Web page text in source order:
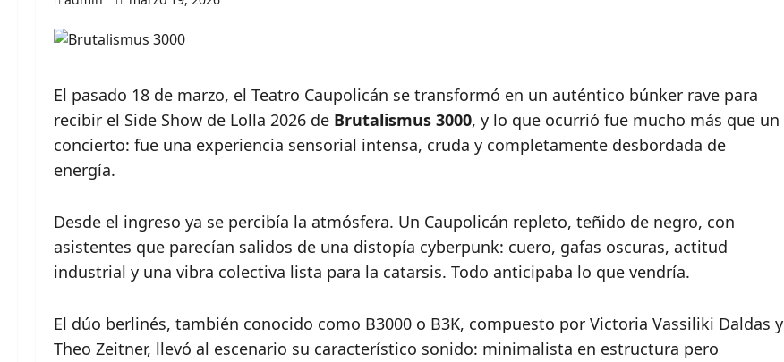
El pasado 18 de marzo, el Teatro Caupolicán se transformó en un auténtico búnker rave para
recibir el Side Show de Lolla 2026 de Brutalismus 3000, y lo que ocurrió fue mucho más que un
concierto: fue una experiencia sensorial intensa, cruda y completamente desbordada de
energía.
Desde el ingreso ya se percibía la atmósfera. Un Caupolicán repleto, teñido de negro, con
asistentes que parecían salidos de una distopía cyberpunk: cuero, gafas oscuras, actitud
industrial y una vibra colectiva lista para la catarsis. Todo anticipaba lo que vendría.
El dúo berlinés, también conocido como B3000 o B3K, compuesto por Victoria Vassiliki Daldas y
Theo Zeitner, llevó al escenario su característico sonido: minimalista en estructura pero